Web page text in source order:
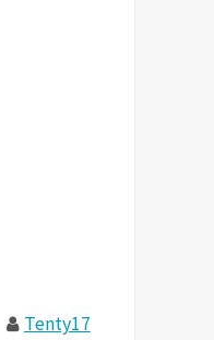
Tenty17